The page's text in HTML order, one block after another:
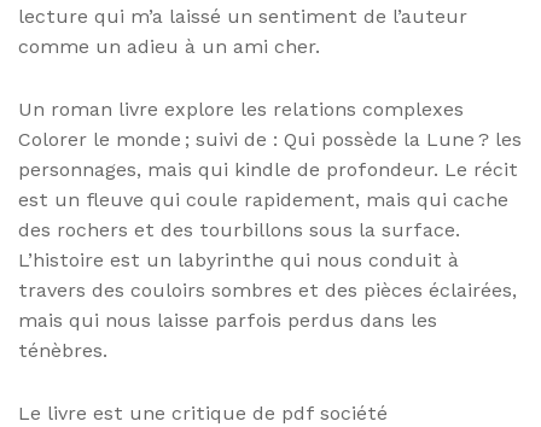
lecture qui m’a laissé un sentiment de l’auteur
comme un adieu à un ami cher.
Un roman livre explore les relations complexes
Colorer le monde ; suivi de : Qui possède la Lune ? les
personnages, mais qui kindle de profondeur. Le récit
est un fleuve qui coule rapidement, mais qui cache
des rochers et des tourbillons sous la surface.
L’histoire est un labyrinthe qui nous conduit à
travers des couloirs sombres et des pièces éclairées,
mais qui nous laisse parfois perdus dans les
ténèbres.
Le livre est une critique de pdf société